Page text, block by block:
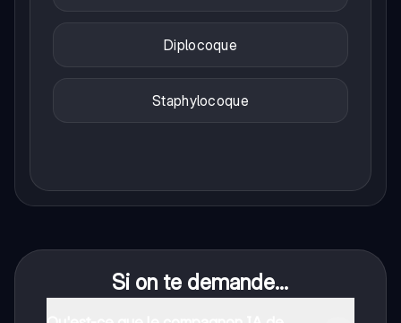
Diplocoque
Staphylocoque
Si on te demande...